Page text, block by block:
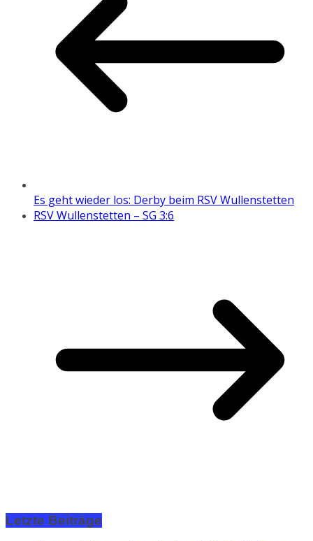
Es geht wieder los: Derby beim RSV Wullenstetten
RSV Wullenstetten – SG 3:6
Letzte Beiträge